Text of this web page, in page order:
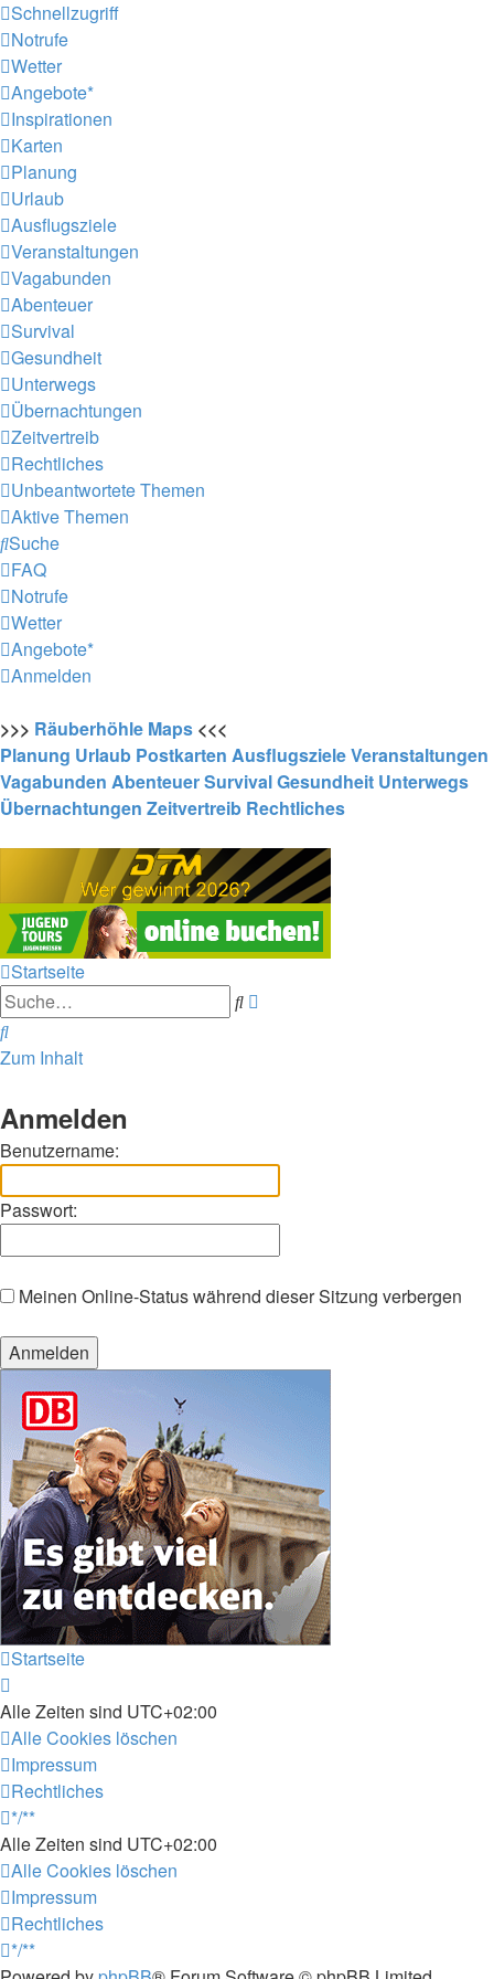
Schnellzugriff
Notrufe
Wetter
Angebote*
Inspirationen
Karten
Planung
Urlaub
Ausflugsziele
Veranstaltungen
Vagabunden
Abenteuer
Survival
Gesundheit
Unterwegs
Übernachtungen
Zeitvertreib
Rechtliches
Unbeantwortete Themen
Aktive Themen
Suche
FAQ
Notrufe
Wetter
Angebote*
Anmelden
>>> Räuberhöhle Maps <<<
Planung Urlaub Postkarten AusflugszieleVeranstaltungen
Vagabunden AbenteuerSurvivalGesundheit Unterwegs
Übernachtungen Zeitvertreib Rechtliches
Startseite
Suche
Suche
Zum Inhalt
Anmelden
Benutzername:
Passwort:
Meinen Online-Status während dieser Sitzung verbergen
Startseite
Alle Zeiten sind UTC+02:00
Alle Cookies löschen
Impressum
Rechtliches
*/**
Alle Zeiten sind UTC+02:00
Alle Cookies löschen
Impressum
Rechtliches
*/**